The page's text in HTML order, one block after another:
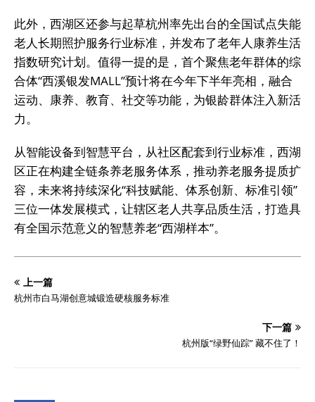
此外，西湖区还参与起草杭州率先出台的全国试点失能
老人长期照护服务行业标准，并发布了老年人康养生活
指数研究计划。值得一提的是，首个聚焦老年群体的综
合体“西溪银发MALL”预计将在今年下半年亮相，融合
运动、康养、教育、社交等功能，为银龄群体注入新活
力。
从智能设备到智慧平台，从社区配套到行业标准，西湖
区正在构建全链条养老服务体系，推动养老服务提质扩
容，未来将持续深化“科技赋能、体系创新、标准引领”
三位一体发展模式，让辖区老人共享品质生活，打造具
有全国示范意义的智慧养老“西湖样本”。
上一篇
杭州市白马湖创意城锻造硬核服务标准
下一篇
杭州版“绿野仙踪” 藏不住了！